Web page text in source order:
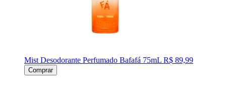
Mist Desodorante Perfumado Bafafá 75mL R$ 89,99
Comprar